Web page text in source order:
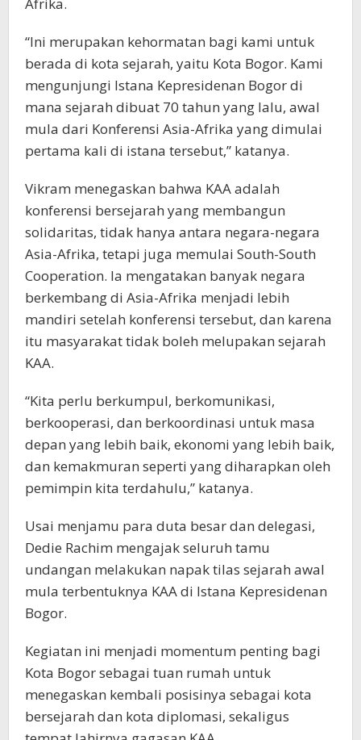
“Ini merupakan kehormatan bagi kami untuk
berada di kota sejarah, yaitu Kota Bogor. Kami
mengunjungi Istana Kepresidenan Bogor di
mana sejarah dibuat 70 tahun yang lalu, awal
mula dari Konferensi Asia-Afrika yang dimulai
pertama kali di istana tersebut,” katanya.
Vikram menegaskan bahwa KAA adalah
konferensi bersejarah yang membangun
solidaritas, tidak hanya antara negara-negara
Asia-Afrika, tetapi juga memulai South-South
Cooperation. Ia mengatakan banyak negara
berkembang di Asia-Afrika menjadi lebih
mandiri setelah konferensi tersebut, dan karena
itu masyarakat tidak boleh melupakan sejarah
KAA.
“Kita perlu berkumpul, berkomunikasi,
berkooperasi, dan berkoordinasi untuk masa
depan yang lebih baik, ekonomi yang lebih baik,
dan kemakmuran seperti yang diharapkan oleh
pemimpin kita terdahulu,” katanya.
Usai menjamu para duta besar dan delegasi,
Dedie Rachim mengajak seluruh tamu
undangan melakukan napak tilas sejarah awal
mula terbentuknya KAA di Istana Kepresidenan
Bogor.
Kegiatan ini menjadi momentum penting bagi
Kota Bogor sebagai tuan rumah untuk
menegaskan kembali posisinya sebagai kota
bersejarah dan kota diplomasi, sekaligus